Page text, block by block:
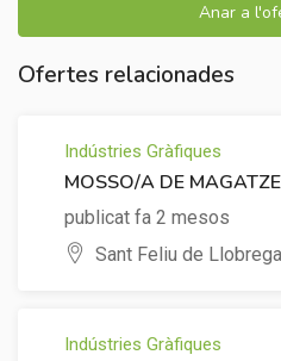
Anar a
Ofertes relacionades
Indústries Gràfiques
MOSSO/A DE
publicat fa 2 mesos
Sant Feliu de
Indústries Gràfiques